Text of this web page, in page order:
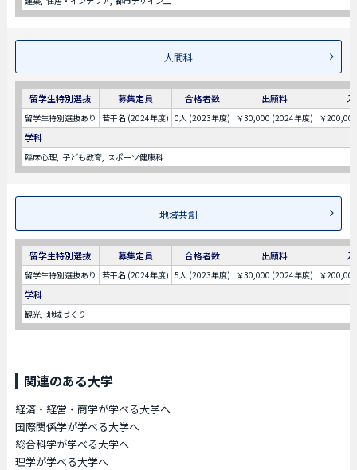
人間科
留学生特別選抜 募集定員 合格者数 出願料
留学生特別選抜あり 若干名 (2024年度) 0人 (2023年度) ￥30,000 (2024年度) ￥
学科
臨床心理 子ども教育 スポーツ健康科
地域共創
留学生特別選抜 募集定員 合格者数 出願料
留学生特別選抜あり 若干名 (2024年度) 5人 (2023年度) ￥30,000 (2024年度) ￥
学科
観光 地域づくり
関連のある大学
経済・経営・商学が学べる大学へ
国際関係学が学べる大学へ
総合科学が学べる大学へ
理学が学べる大学へ